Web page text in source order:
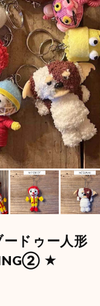
ードゥー人形
★